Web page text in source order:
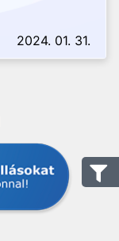
2024. 01. 31.